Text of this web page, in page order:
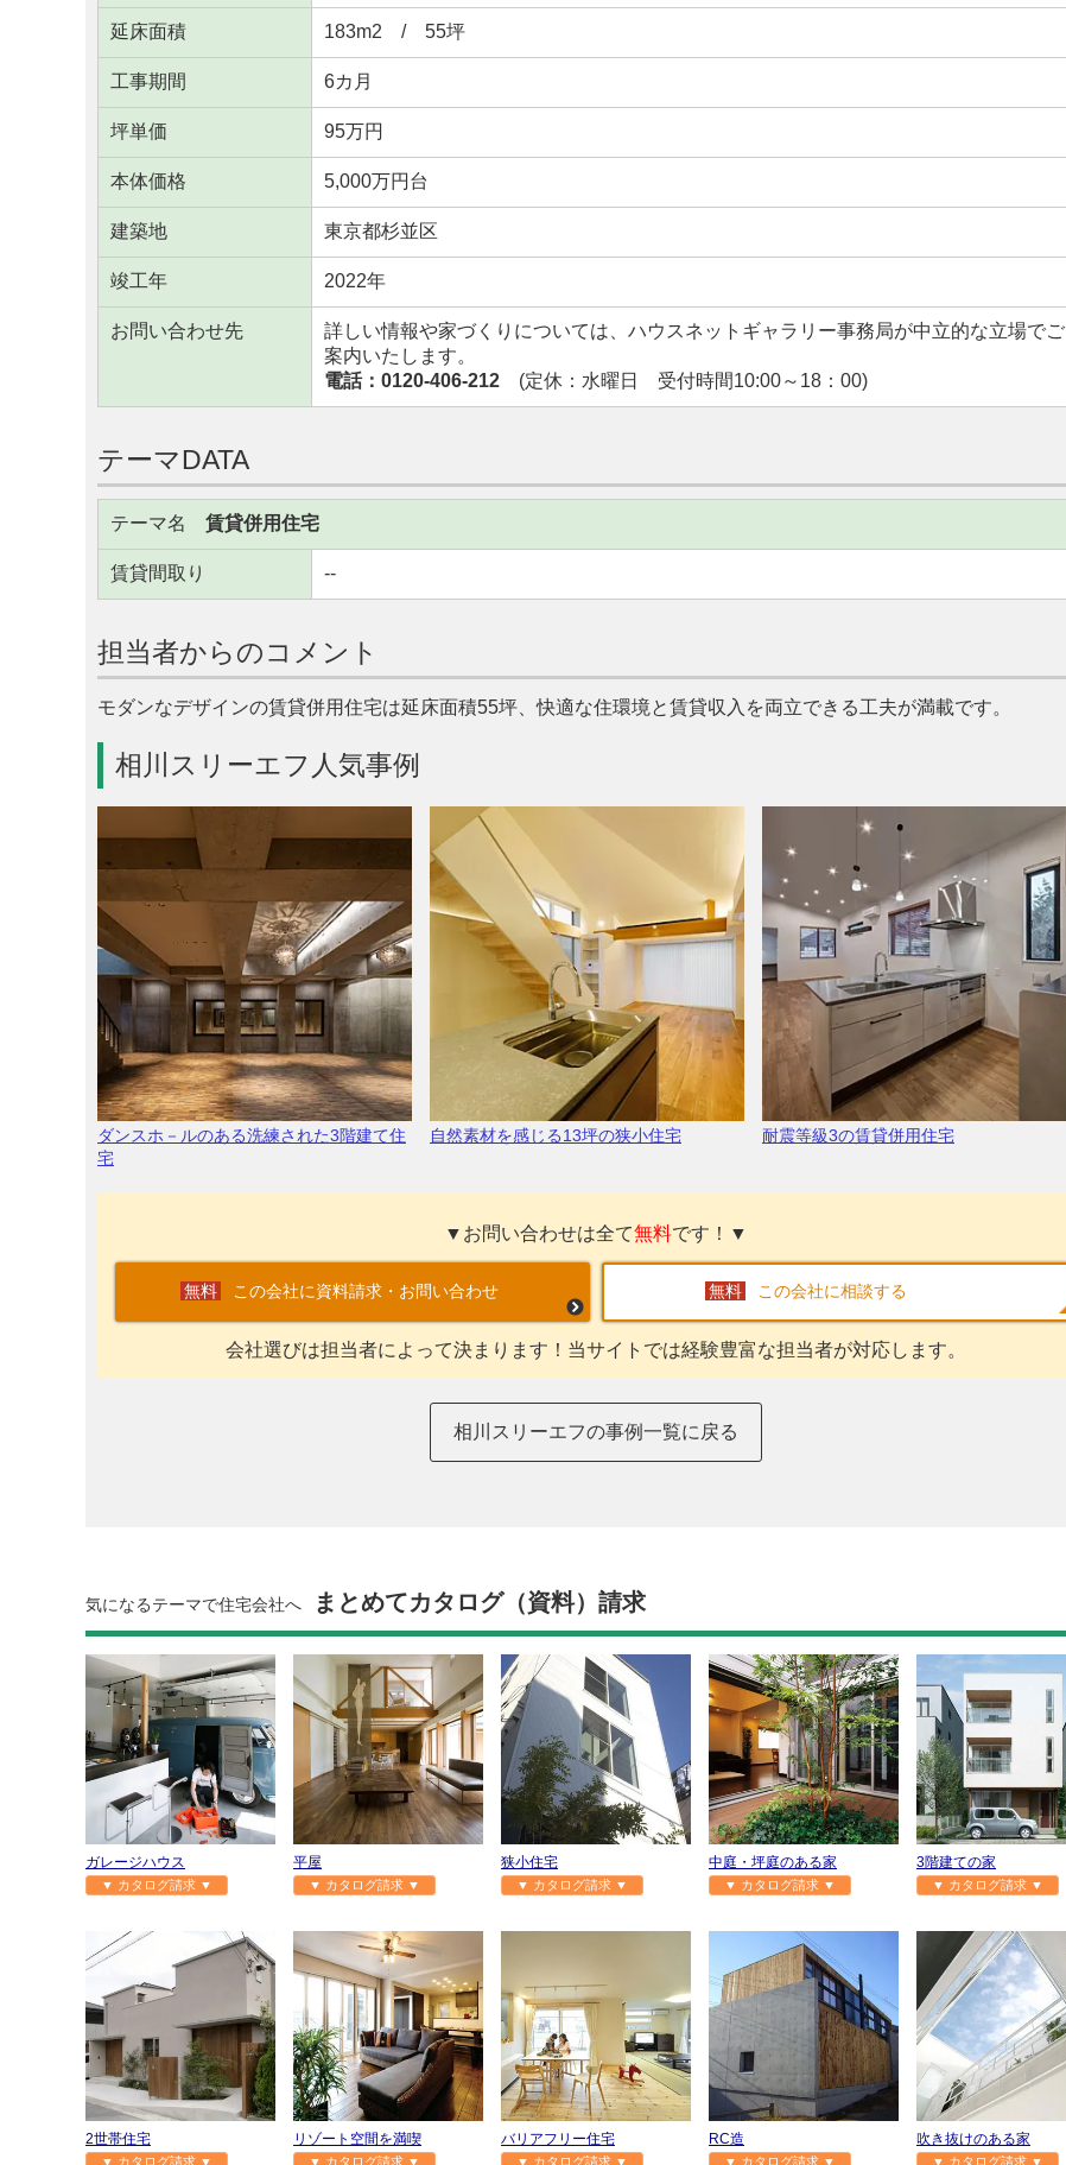
延床面積 183m2 / 55坪
工事期間 6カ月
坪単価 95万円
本体価格 5,000万円台
建築地 東京都杉並区
竣工年 2022年
お問い合わせ先
詳しい情報や家づくりについては、ハウスネットギャラリー事務局が中立的な立場でご
案内いたします。
電話：0120-406-212 (定休：水曜日 受付時間10:00～18：00)
テーマDATA
テーマ名 賃貸併用住宅
賃貸間取り --
担当者からのコメント
モダンなデザインの賃貸併用住宅は延床面積55坪、快適な住環境と賃貸収入を両立できる工夫が満載です。
相川スリーエフ人気事例
ダンスホ－ルのある洗練された3階建て住
宅
自然素材を感じる13坪の狭小住宅 耐震等級3の賃貸併用住宅
▼お問い合わせは全て無料です！▼
この会社に資料請求・お問い合わせ この会社に相談する
会社選びは担当者によって決まります！当サイトでは経験豊富な担当者が対応します。
相川スリーエフの事例一覧に戻る
気になるテーマで住宅会社へ まとめてカタログ（資料）請求
ガレージハウス
▼ カタログ請求 ▼
平屋
▼ カタログ請求 ▼
狭小住宅
▼ カタログ請求 ▼
中庭・坪庭のある家
▼ カタログ請求 ▼
3階建ての家
▼ カタログ請求 ▼
2世帯住宅
▼ カタログ請求 ▼
リゾート空間を満喫
▼ カタログ請求 ▼
バリアフリー住宅
▼ カタログ請求 ▼
RC造
▼ カタログ請求 ▼
吹き抜けのある家
▼ カタログ請求 ▼